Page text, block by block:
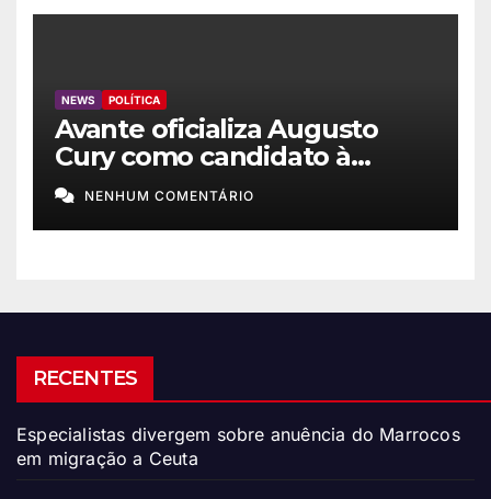
NEWS POLÍTICA
Avante oficializa Augusto
Cury como candidato à
Presidência
NENHUM COMENTÁRIO
RECENTES
Especialistas divergem sobre anuência do Marrocos
em migração a Ceuta